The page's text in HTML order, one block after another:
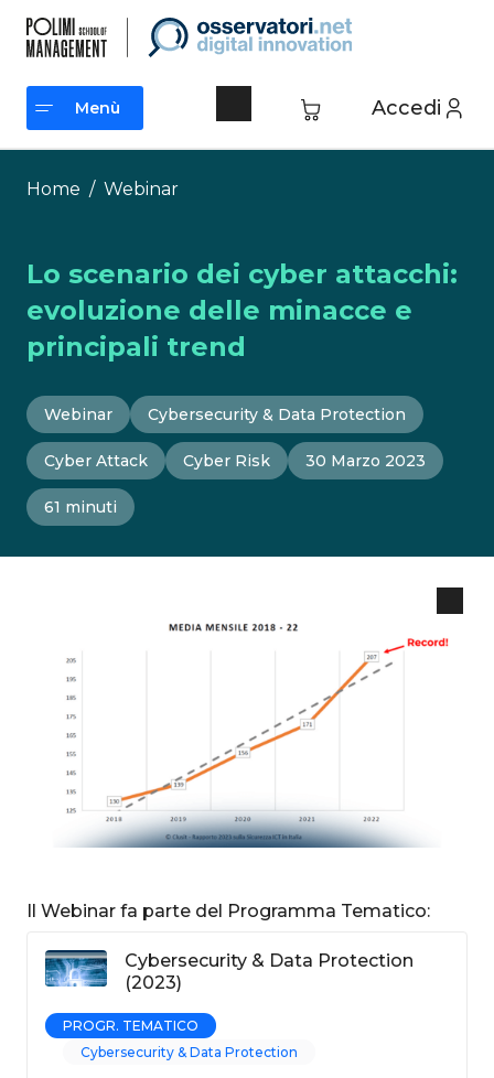
contenuto
Accedi
Menù
Menù
Home / Webinar
Lo scenario dei cyber attacchi:
evoluzione delle minacce e
principali trend
Webinar Cybersecurity & Data Protection
Cyber Attack Cyber Risk 30 Marzo 2023
61 minuti
Il Webinar fa parte del Programma Tematico:
Cybersecurity & Data Protection
(2023)
PROGR. TEMATICO
Cybersecurity & Data Protection